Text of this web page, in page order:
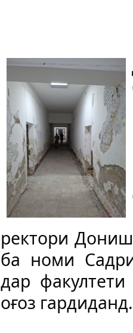
ректори
ба номи
дар
оғоз гардиданд.